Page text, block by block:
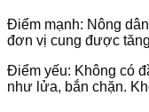
Điểm mạnh: Nông
đơn vị cung được
Điểm yếu: Không có
như lửa, bắn chặn.